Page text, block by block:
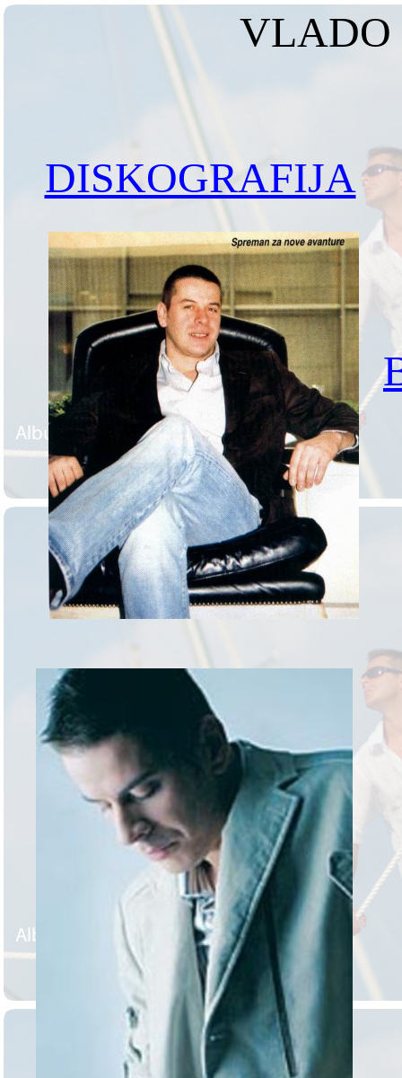
VLADO
DISKOGRAFIJA